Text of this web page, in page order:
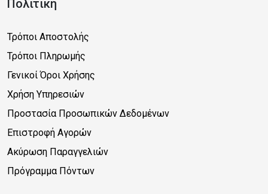
Πολιτική
Τρόποι Αποστολής
Τρόποι Πληρωμής
Γενικοί Όροι Χρήσης
Χρήση Υπηρεσιών
Προστασία Προσωπικών Δεδομένων
Επιστροφή Αγορών
Ακύρωση Παραγγελιών
Πρόγραμμα Πόντων